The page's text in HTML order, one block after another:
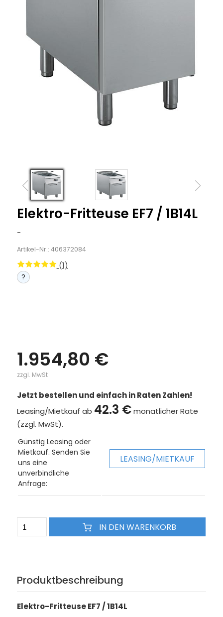
Elektro-Fritteuse EF7 / 1B14L
-
Artikel-Nr.: 406372084
(1)
?
1.954,80 €
zzgl. MwSt
Jetzt bestellen und einfach in Raten Zahlen!
Leasing/Mietkauf ab 42.3 €monatlicher Rate
(zzgl. MwSt).
Günstig Leasing oder
Mietkauf. Senden Sie
uns eine
unverbindliche
Anfrage:
LEASING/MIETKAUF
IN DEN WARENKORB
Produktbeschreibung
Elektro-Fritteuse EF7 / 1B14L